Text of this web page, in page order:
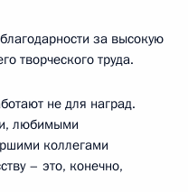
за высокую
творческого труда.
не для наград.
любимыми
коллегами
– это, конечно,